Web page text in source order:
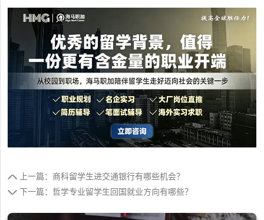
上一篇：商科留学生进交通银行有哪些机会？
下一篇：哲学专业留学生回国就业方向有哪些？